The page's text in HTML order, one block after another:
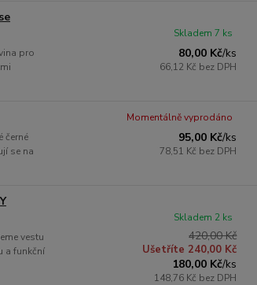
pro
80,00 Kč/ks
66,12 Kč bez DPH
Skladem 7 ks
černé
se na
95,00 Kč/ks
78,51 Kč bez DPH
Momentálně vyprodáno
vestu
a funkční
420,00 Kč
Ušetříte 240,00 Kč
180,00 Kč/ks
148,76 Kč bez DPH
Skladem 2 ks